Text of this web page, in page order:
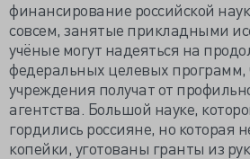
финансирование российской
совсем, занятые прикладными
учёные могут надеяться на
федеральных целевых программ,
учреждения получат от
агентства. Большой науке,
гордились россияне, но которая
копейки, уготованы гранты из